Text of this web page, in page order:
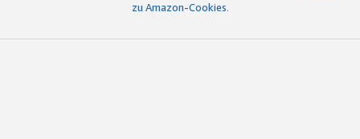
zu Amazon-Cookies.